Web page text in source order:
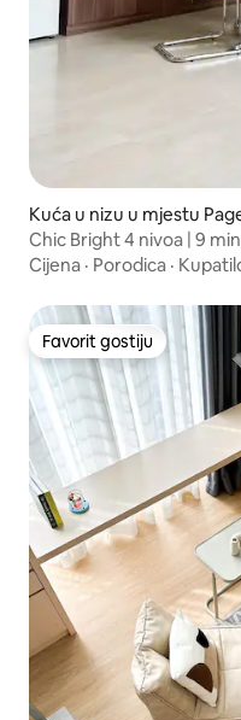
Kuća u nizu u mjestu
Chic Bright 4 nivoa | 9
Cijena · Porodica ·
Favorit gostiju
Favorit gostiju